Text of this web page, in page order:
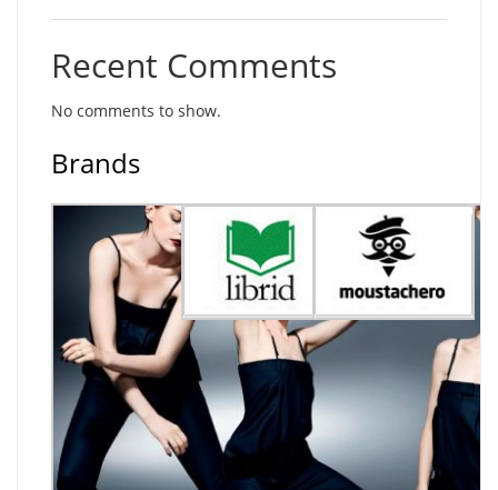
Recent Comments
No comments to show.
Brands